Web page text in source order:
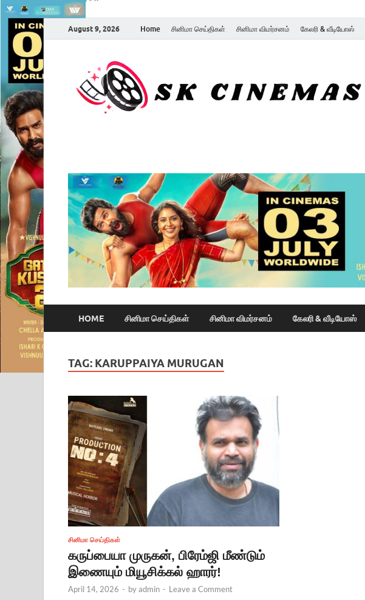
August 9, 2026 Home சினிமா செய்திகள் சினிமா விமர்சனம் கேலரி & வீடியோஸ்
HOME சினிமா செய்திகள் சினிமா விமர்சனம் கேலரி & வீடியோஸ்
TAG: KARUPPAIYA MURUGAN
சினிமா செய்திகள்
கருப்பையா முருகன், பிரேம்ஜி மீண்டும்
இணையும் மியூசிக்கல் ஹாரர்!
April 14, 2026 - byadmin - Leave a Comment